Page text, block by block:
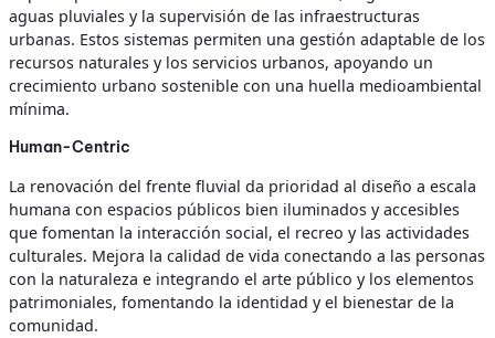
aguas pluviales y la supervisión de las infraestructuras
urbanas. Estos sistemas permiten una gestión adaptable de los
recursos naturales y los servicios urbanos, apoyando un
crecimiento urbano sostenible con una huella medioambiental
mínima.
Human-Centric
La renovación del frente fluvial da prioridad al diseño a escala
humana con espacios públicos bien iluminados y accesibles
que fomentan la interacción social, el recreo y las actividades
culturales. Mejora la calidad de vida conectando a las personas
con la naturaleza e integrando el arte público y los elementos
patrimoniales, fomentando la identidad y el bienestar de la
comunidad.